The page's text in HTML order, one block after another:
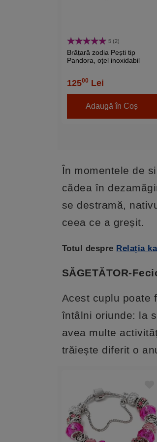
5 (2)
Brățară zodia Pești tip
Pandora, oțel inoxidabil
12500 Lei
Adaugă în Coș
În momentele de
cădea în
se destramă,
ceea ce a greșit.
Totul despre Relația
SĂGETĂTOR-
Acest cuplu poate
întâlni oriunde: la
avea multe
trăiește diferit o